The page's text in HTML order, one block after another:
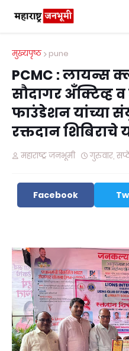
मुख्यपृष्ठ pune
PCMC : लायन्स
सौदागर अँक्टिव्ह
फाउंडेशन यांच्या
रक्तदान
महाराष्ट्र जनभूमी गुरुवार,
Facebook